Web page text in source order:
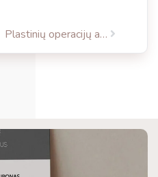
Plastinių operacijų augimas: Klaipėdą atranda užsieniečiai